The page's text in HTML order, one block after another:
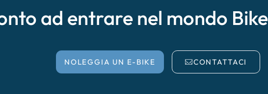
ad entrare nel mondo
NOLEGGIA UN E-BIKE CONTATTACI